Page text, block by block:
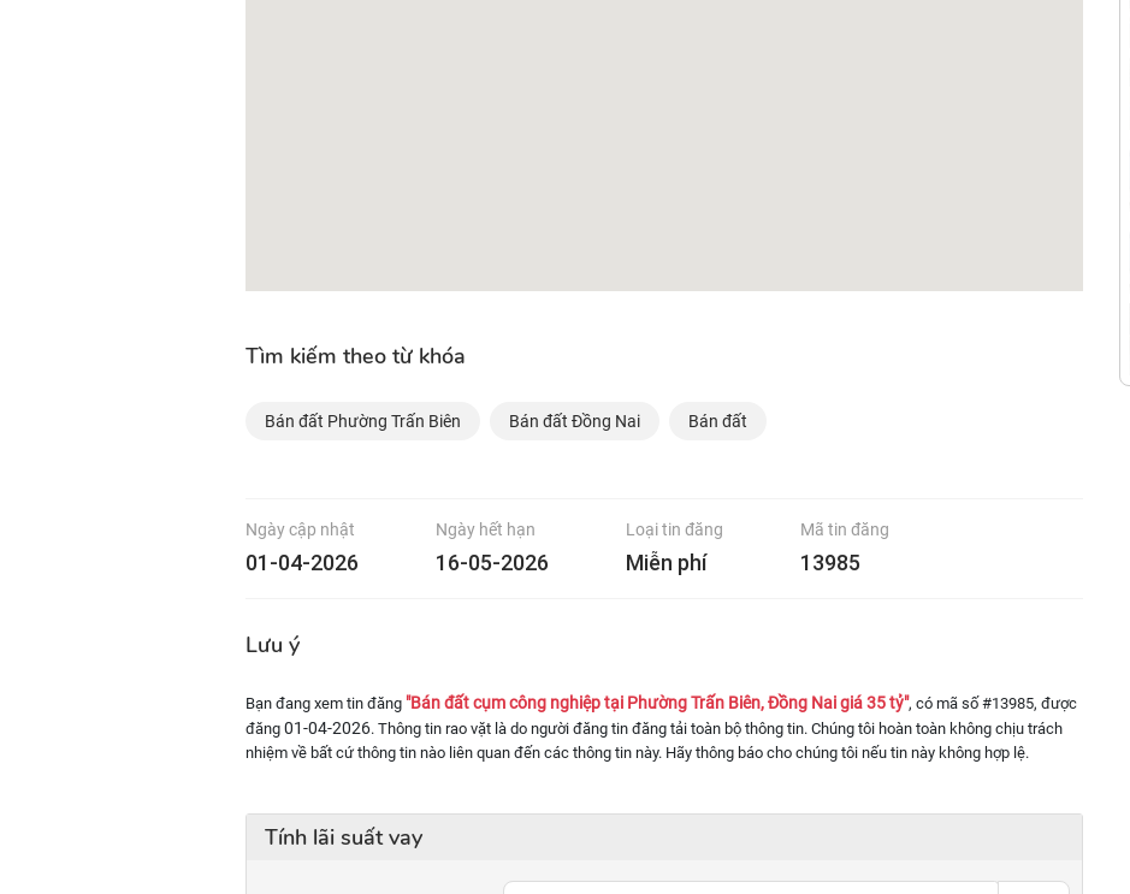
Tìm kiếm theo từ khóa
Bán đất Phường Trấn Biên Bán đất Đồng Nai Bán đất
Ngày cập nhật
01-04-2026
Ngày hết hạn
16-05-2026
Loại tin đăng
Miễn phí
Mã tin đăng
13985
Lưu ý
Bạn đang xem tin đăng "Bán đất cụm công nghiệp tại Phường Trấn Biên, Đồng Nai giá 35 tỷ", có mã số #13985, được
đăng 01-04-2026. Thông tin rao vặt là do người đăng tin đăng tải toàn bộ thông tin. Chúng tôi hoàn toàn không chịu trách
nhiệm về bất cứ thông tin nào liên quan đến các thông tin này. Hãy thông báo cho chúng tôi nếu tin này không hợp lệ.
Tính lãi suất vay